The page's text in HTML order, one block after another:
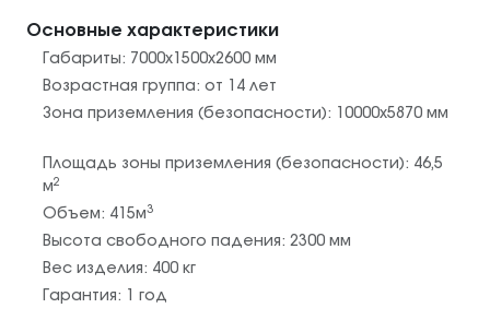
Основные характеристики
Габариты: 7000x1500x2600 мм
Возрастная группа: от 14 лет
Зона приземления (безопасности):
10000х5870 мм
Площадь зоны приземления (безопасности): 46,5
м2
Объем: 415м3
Высота свободного падения: 2300мм
Вес изделия: 400 кг
Гарантия:
1 год